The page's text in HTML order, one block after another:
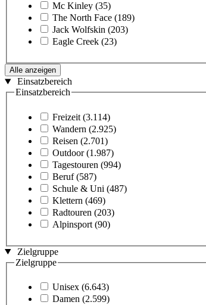
Mc Kinley (35)
The North Face (189)
Jack Wolfskin (203)
Eagle Creek (23)
Alle anzeigen
Einsatzbereich
Einsatzbereich
Freizeit (3.114)
Wandern (2.925)
Reisen (2.701)
Outdoor (1.987)
Tagestouren (994)
Beruf (587)
Schule & Uni (487)
Klettern (469)
Radtouren (203)
Alpinsport (90)
Zielgruppe
Zielgruppe
Unisex (6.643)
Damen (2.599)